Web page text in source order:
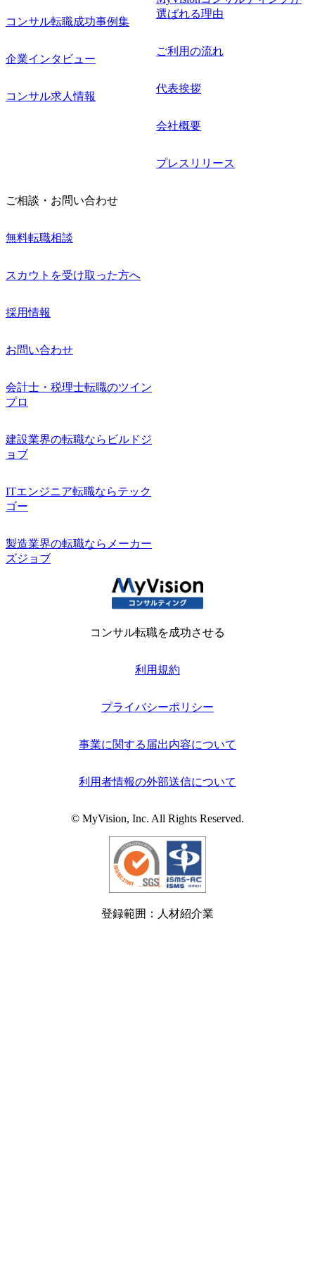
コンサル転職成功事例集
企業インタビュー
コンサル求人情報
選ばれる理由
ご利用の流れ
代表挨拶
会社概要
プレスリリース
ご相談・お問い合わせ
無料転職相談
スカウトを受け取った方へ
採用情報
お問い合わせ
会計士・税理士転職のツイン
プロ
建設業界の転職ならビルドジ
ョブ
ITエンジニア転職ならテック
ゴー
製造業界の転職ならメーカー
ズジョブ
コンサル転職を成功させる
利用規約
プライバシーポリシー
事業に関する届出内容について
利用者情報の外部送信について
© MyVision, Inc. All Rights Reserved.
登録範囲：人材紹介業